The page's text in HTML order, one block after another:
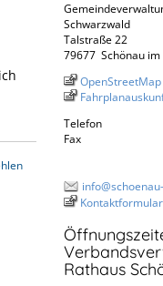
Schwarzwald
Talstraße 22
79677 Schönau
OpenStreetMap
Telefon
Fax
Kontaktformular
Rathaus